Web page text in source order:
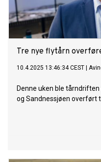
Tre nye flytårn
10.4.2025 13:46:34 CEST
Denne uken ble
og Sandnessjøen overført